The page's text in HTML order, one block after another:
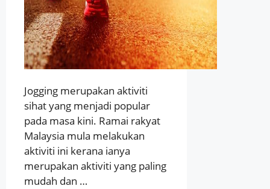
Jogging merupakan aktiviti
sihat yang menjadi popular
pada masa kini. Ramai rakyat
Malaysia mula melakukan
aktiviti ini kerana ianya
merupakan aktiviti yang paling
mudah dan …